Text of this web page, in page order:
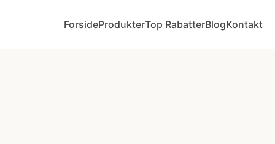
ForsideProdukterTop RabatterBlogKontakt